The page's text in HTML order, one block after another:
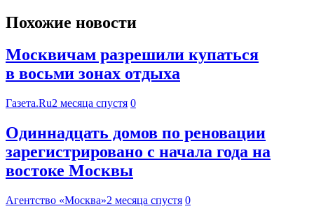
Похожие новости
Москвичам разрешили купаться
в восьми зонах отдыха
Газета.Ru2 месяца спустя 0
Одиннадцать домов по реновации
зарегистрировано с начала года на
востоке Москвы
Агентство «Москва»2 месяца спустя 0